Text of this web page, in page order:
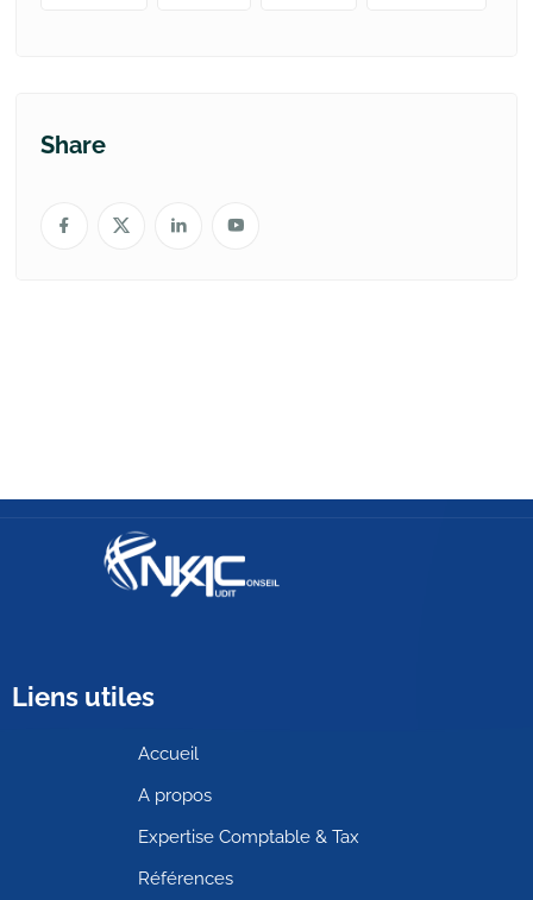
Share
Liens utiles
Accueil
A propos
Expertise Comptable & Tax
Références